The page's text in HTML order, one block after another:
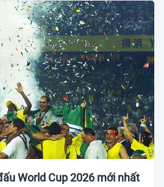
World Cup 2026 mới nhất